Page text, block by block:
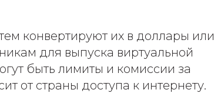
конвертируют их в доллары или
для выпуска виртуальной
быть лимиты и комиссии за
от страны доступа к интернету.